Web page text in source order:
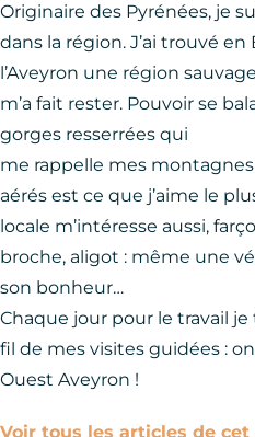
Originaire des Pyrénées, je
dans la région. J’ai trouvé
l’Aveyron une région
m’a fait rester. Pouvoir se
gorges resserrées qui
me rappelle mes
aérés est ce que j’aime le
locale m’intéresse aussi,
broche, aligot : même une
son bonheur…
Chaque jour pour le travail je
fil de mes visites guidées :
Ouest Aveyron !
Voir tous les articles de